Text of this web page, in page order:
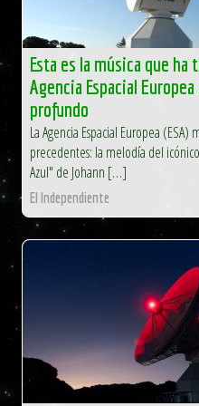
Esta es la música que
Agencia Espacial
profundo
La Agencia Espacial Europea (ESA)
precedentes: la melodía del
Azul" de Johann […]
El Independiente